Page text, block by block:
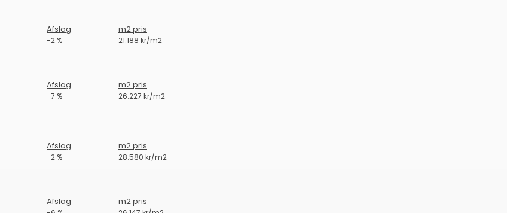
Afslag m2 pris
-2 % 21.188 kr/m2
Afslag m2 pris
-7 % 26.227 kr/m2
Afslag m2 pris
-2 % 28.580 kr/m2
Afslag m2 pris